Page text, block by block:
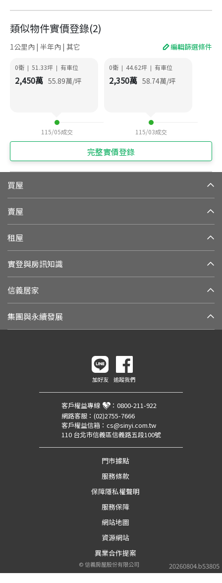
類似物件實價登錄(2)
1公里內 | 半年內 | 其它 編輯篩選條件
0衛 | 51.33坪 | 有車位
2,450萬 55.89萬/坪
115/05成交
0衛 | 44.62坪 | 有車位
2,350萬 58.74萬/坪
115/03成交
完整實價登錄
買屋
賣屋
租屋
實登與房訊知識
信義居家
集團與永續發展
20260804.b53805
加好友 追蹤我們
客戶權益專線 ： 0800-211-922
網路客服： (02)2755-7666
客戶權益信箱： cs@sinyi.com.tw
110 台北市信義區信義路五段100號
門市據點
服務條款
保障隱私權聲明
服務保障
網站地圖
資源網站
異業合作提案
©信義房屋股份有限公司